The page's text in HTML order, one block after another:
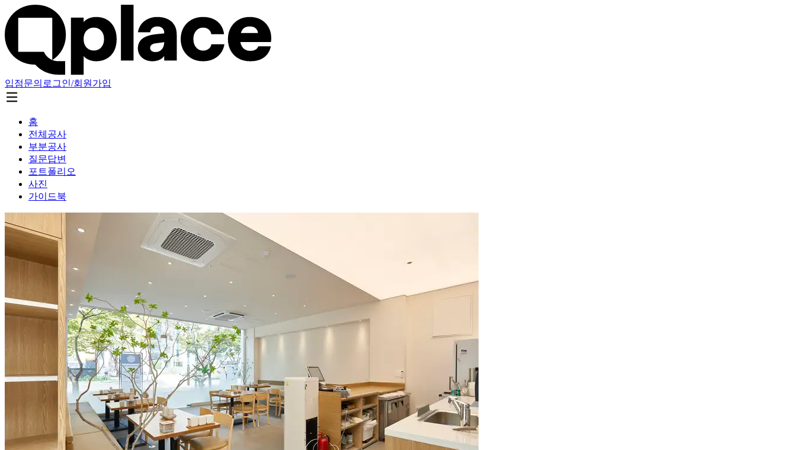
입점문의 로그인/회원가입
홈
전체공사
부분공사
질문답변
포트폴리오
사진
가이드북